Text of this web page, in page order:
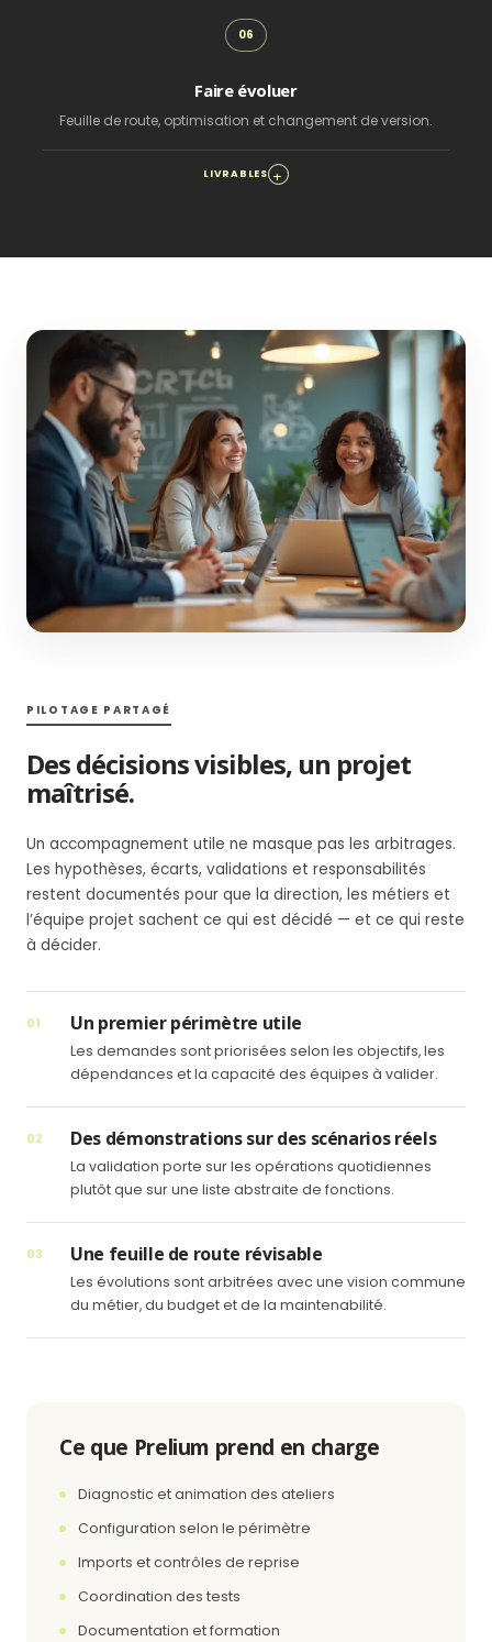
Faire évoluer
Feuille de route, optimisation et changement de version.
LIVRABLES
PILOTAGE PARTAGÉ
Des décisions visibles, un projet
maîtrisé.
Un accompagnement utile ne masque pas les arbitrages.
Les hypothèses, écarts, validations et responsabilités
restent documentés pour que la direction, les métiers et
l’équipe projet sachent ce qui est décidé — et ce qui reste
à décider.
01 Un premier périmètre utile
Les demandes sont priorisées selon les objectifs, les
dépendances et la capacité des équipes à valider.
02 Des démonstrations sur des scénarios réels
La validation porte sur les opérations quotidiennes
plutôt que sur une liste abstraite de fonctions.
03 Une feuille de route révisable
Les évolutions sont arbitrées avec une vision commune
du métier, du budget et de la maintenabilité.
Ce que Prelium prend en charge
Diagnostic et animation des ateliers
Configuration selon le périmètre
Imports et contrôles de reprise
Coordination des tests
Documentation et formation